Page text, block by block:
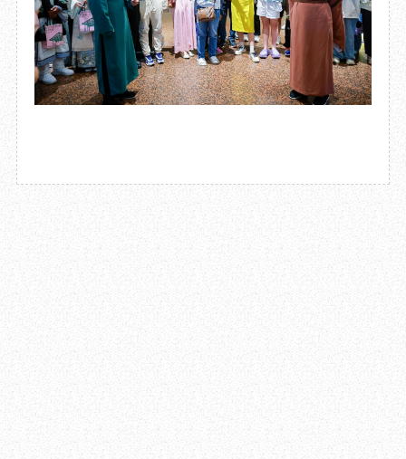
2025.06.11
成都杜甫草堂博物馆 2025年度馆级重点、一般科研项目立项评审结果公示名单
2025.06.09